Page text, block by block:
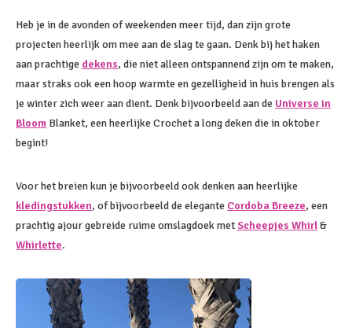
Heb je in de avonden of weekenden meer tijd, dan zijn grote
projecten heerlijk om mee aan de slag te gaan. Denk bij het haken
aan prachtige dekens, die niet alleen ontspannend zijn om te maken,
maar straks ook een hoop warmte en gezelligheid in huis brengen als
je winter zich weer aan dient. Denk bijvoorbeeld aan de Universe in
Bloom Blanket, een heerlijke Crochet a long deken die in oktober
begint!
Voor het breien kun je bijvoorbeeld ook denken aan heerlijke
kledingstukken, of bijvoorbeeld de elegante Cordoba Breeze, een
prachtig ajour gebreide ruime omslagdoek met Scheepjes Whirl&
Whirlette.